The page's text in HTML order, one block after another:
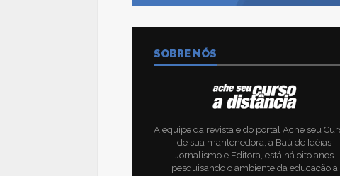
SOBRE NÓS
A equipe da revista e do portal Ache seu
de sua mantenedora, a Baú de Idéias
Jornalismo e Editora, está há oito anos
pesquisando o ambiente da educação a